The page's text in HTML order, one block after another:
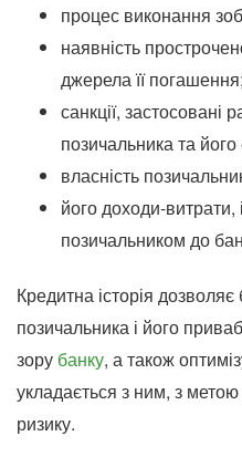
процес виконання
наявність
джерела її погашення;
санкції, застосовані
позичальника та
власність
його доходи-витрати,
позичальником до
Кредитна історія дозволяє
позичальника і його
зору банку, а також
укладається з ним, з метою
ризику.